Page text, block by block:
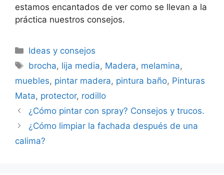
estamos encantados de ver como se llevan a la
práctica nuestros consejos.
Ideas y consejos
brocha, lija media, Madera, melamina,
muebles, pintar madera, pintura baño, Pinturas
Mata, protector, rodillo
¿Cómo pintar con spray? Consejos y trucos.
¿Cómo limpiar la fachada después de una
calima?